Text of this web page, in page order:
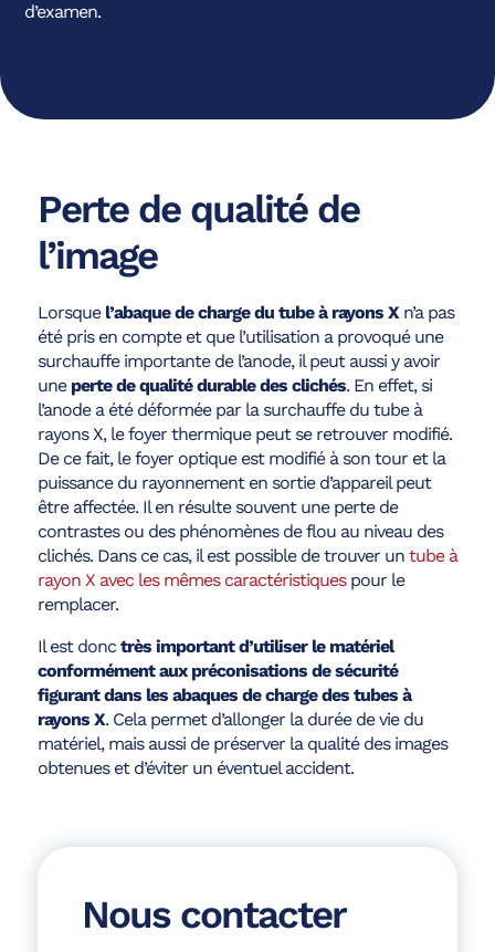
d’examen.
Perte de qualité de
l’image
Lorsque l’abaque de charge du tube à rayons Xn’a pas
été pris en compte et que l’utilisation a provoqué une
surchauffe importante de l’anode, il peut aussi y avoir
une perte de qualité durable des clichés. En effet, si
l’anode a été déformée par la surchauffe du tube à
rayons X, le foyer thermique peut se retrouver modifié.
De ce fait, le foyer optique est modifié à son tour et la
puissance du rayonnement en sortie d’appareil peut
être affectée. Il en résulte souvent une perte de
contrastes ou des phénomènes de flou au niveau des
clichés. Dans ce cas, il est possible de trouver un tube à
rayon X avec les mêmes caractéristiquespour le
remplacer.
Il est donc très important d’utiliser le matériel
conformément aux préconisations de sécurité
figurant dans les abaques de charge des tubes à
rayons X. Cela permet d’allonger la durée de vie du
matériel, mais aussi de préserver la qualité des images
obtenues et d’éviter un éventuel accident.
Nous contacter